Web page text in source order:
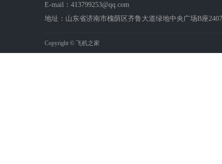
E-mail：413799253@qq.com
地址：山东省济南市槐荫区齐鲁大道绿地中央广场B座
Copyright © 飞机之家